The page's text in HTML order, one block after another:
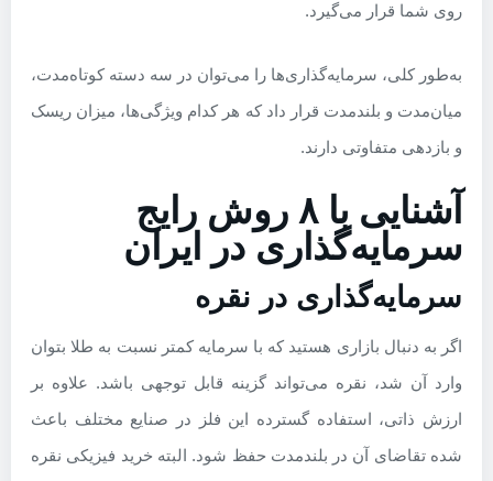
روی شما قرار می‌گیرد.
به‌طور کلی، سرمایه‌گذاری‌ها را می‌توان در سه دسته کوتاه‌مدت،
میان‌مدت و بلندمدت قرار داد که هر کدام ویژگی‌ها، میزان ریسک
و بازدهی متفاوتی دارند.
آشنایی با ۸ روش رایج
سرمایه‌گذاری در ایران
سرمایه‌گذاری در نقره
اگر به دنبال بازاری هستید که با سرمایه کمتر نسبت به طلا بتوان
وارد آن شد، نقره می‌تواند گزینه قابل توجهی باشد. علاوه بر
ارزش ذاتی، استفاده گسترده این فلز در صنایع مختلف باعث
شده تقاضای آن در بلندمدت حفظ شود. البته خرید فیزیکی نقره